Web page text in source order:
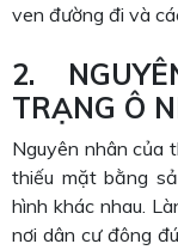
ven đường đi và
2.
TRẠNG Ô
Nguyên nhân của
thiếu mặt bằng
hình khác nhau.
nơi dân cư đông